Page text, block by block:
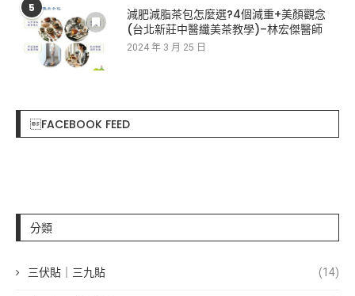
5
減肥減脂茶包怎麼選?4個減重+美顏觀念
(台北新莊中醫纖美茶教學)–林宏傑醫師
2024 年 3 月 25 日
FACEBOOK FEED
分類
三伏貼｜三九貼 (14)